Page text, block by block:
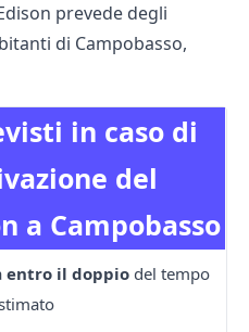
prevede degli
di Campobasso,
in caso di
del
a Campobasso
entro il doppiodel tempo